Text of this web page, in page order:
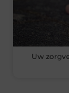
Uw